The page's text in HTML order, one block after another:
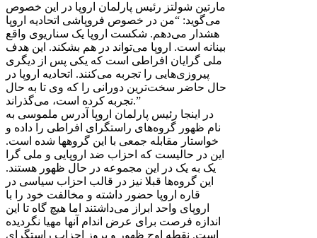
مارتین شولتز رئیس پارلمان اروپا در این خصوص
می‌گوید: “من در خصوص فروپاشی اتحادیه اروپا
هشدار می‌دهم. شکست اروپا یک سناریوی واقع
بینانه است. اروپا می‌تواند در هم بشکند. این هدف
ملی گرایان افراطی است که یکی پس از دیگری
پیروزی‌هایی را تجربه می‌کنند. اتحادیه اروپا در
حال حاضر سخت‌ترین دورانی را که وی تا به حال
تجربه کرده است، می‌گذراند.”
در اینجا رئیس پارلمان اروپا آدرس ملموسی به
نام ظهور گروه‌های راستگرای افراطی را داده و
خواستار مقابله جمعی با این گروهها شده است.
این در حالیست که احزاب ضد اروپایی و ملی گرا
یک به یک در این مجموعه در حال ظهور هستند.
این گروه‌ها قبلا نیز در قالب احزاب سیاسی در
قاره اروپا حضور داشته و مخالفت خود را با
اروپای واحد ابراز می‌داشتند اما هیچ گاه تا این
اندازه فرصت برای عرض اندام آنها مهیا نگردیده
است. نقطه اوج ظهور و بروز احزاب راستگرای